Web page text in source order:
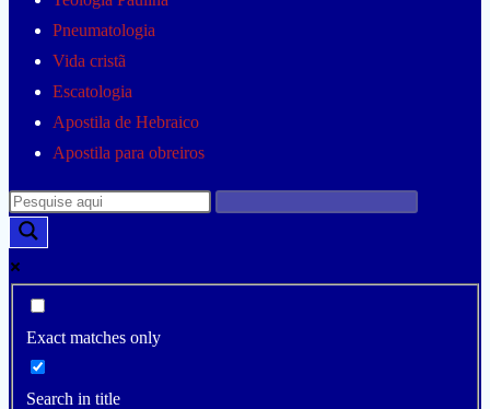
Pneumatologia
Vida cristã
Escatologia
Apostila de Hebraico
Apostila para obreiros
Exact matches only
Search in title